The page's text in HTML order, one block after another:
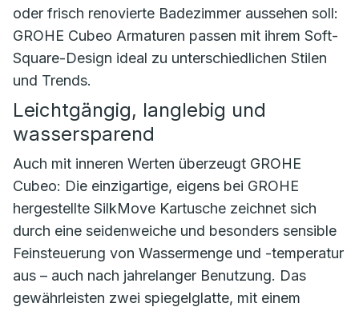
oder frisch renovierte Badezimmer aussehen soll:
GROHE Cubeo Armaturen passen mit ihrem Soft-
Square-Design ideal zu unterschiedlichen Stilen
und Trends.
Leichtgängig, langlebig und
wassersparend
Auch mit inneren Werten überzeugt GROHE
Cubeo: Die einzigartige, eigens bei GROHE
hergestellte SilkMove Kartusche zeichnet sich
durch eine seidenweiche und besonders sensible
Feinsteuerung von Wassermenge und -temperatur
aus – auch nach jahrelanger Benutzung. Das
gewährleisten zwei spiegelglatte, mit einem